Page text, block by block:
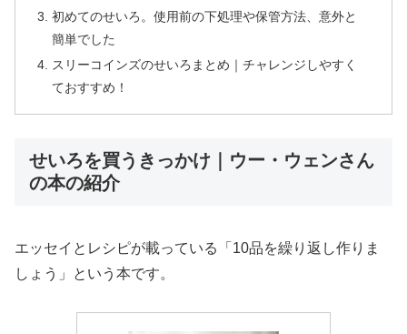
初めてのせいろ。使用前の下処理や保管方法、意外と
簡単でした
スリーコインズのせいろまとめ｜チャレンジしやすく
ておすすめ！
せいろを買うきっかけ｜ウー・ウェンさん
の本の紹介
エッセイとレシピが載っている「10品を繰り返し作りま
しょう」という本です。